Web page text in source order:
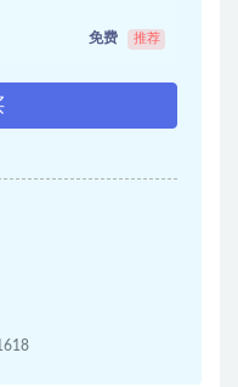
免费 推荐